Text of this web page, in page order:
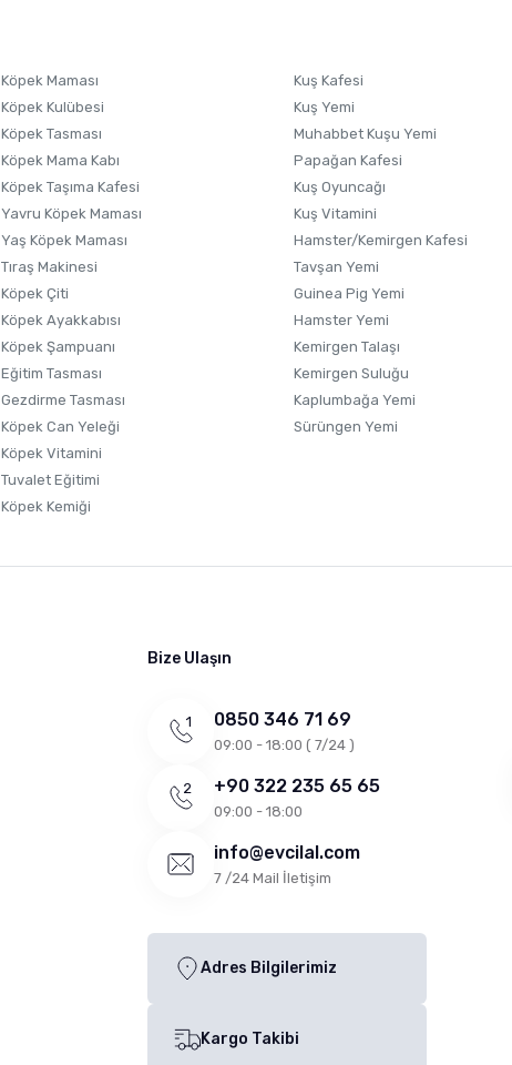
Ürünü Satın Al ve Yorumla
Gönder
Köpek Maması
Köpek Kulübesi
Köpek Tasması
Köpek Mama Kabı
Köpek Taşıma Kafesi
Yavru Köpek Maması
Yaş Köpek Maması
Tıraş Makinesi
Köpek Çiti
Köpek Ayakkabısı
Köpek Şampuanı
Eğitim Tasması
Gezdirme Tasması
Köpek Can Yeleği
Köpek Vitamini
Tuvalet Eğitimi
Köpek Kemiği
Kuş Kafesi
Kuş Yemi
Muhabbet Kuşu Yemi
Papağan Kafesi
Kuş Oyuncağı
Kuş Vitamini
Hamster/Kemirgen Kafesi
Tavşan Yemi
Guinea Pig Yemi
Hamster Yemi
Kemirgen Talaşı
Kemirgen Suluğu
Kaplumbağa Yemi
Sürüngen Yemi
Bize Ulaşın
0850 346 71 69
09:00 - 18:00 ( 7/24 )
+90 322 235 65 65
09:00 - 18:00
info@evcilal.com
7 /24 Mail İletişim
Adres Bilgilerimiz
Kargo Takibi